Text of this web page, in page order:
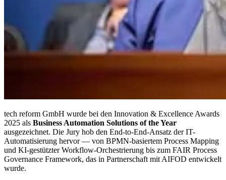
tech reform GmbH wurde bei den Innovation & Excellence Awards
2025 als Business Automation Solutions of the Year
ausgezeichnet. Die Jury hob den End-to-End-Ansatz der IT-
Automatisierung hervor — von BPMN-basiertem Process Mapping
und KI-gestützter Workflow-Orchestrierung bis zum FAIR Process
Governance Framework, das in Partnerschaft mit AIFOD entwickelt
wurde.